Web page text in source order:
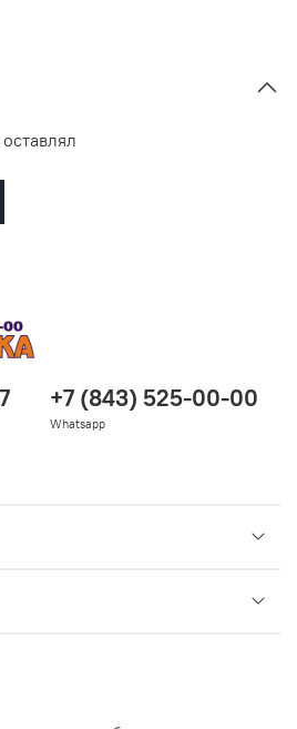
+7 (843) 525-00-00
Whatsapp